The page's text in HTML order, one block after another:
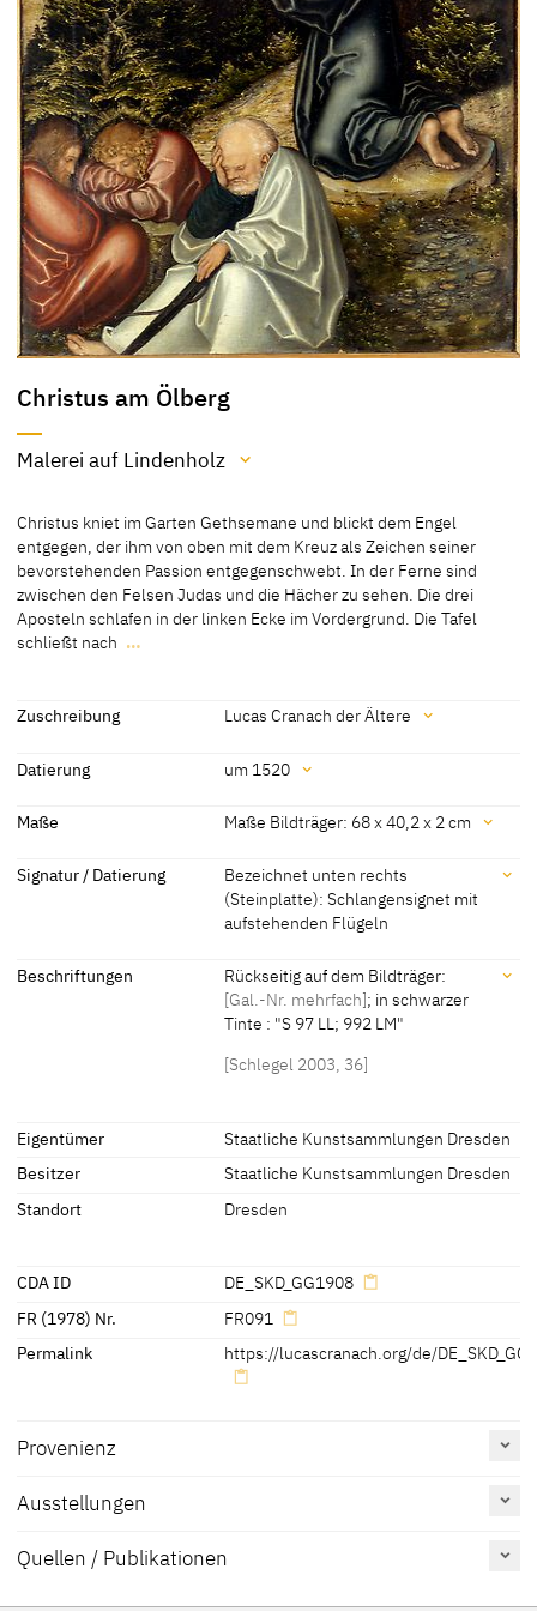
Christus am Ölberg
Malerei auf Lindenholz
Malerei auf Lindenholz
[Klein, Bericht 2013]
[Exhib. Cat. Chemnitz 2005, 326]
Christus kniet im Garten Gethsemane und blickt dem Engel
entgegen, der ihm von oben mit dem Kreuz als Zeichen seiner
bevorstehenden Passion entgegenschwebt. In der Ferne sind
zwischen den Felsen Judas und die Hächer zu sehen. Die drei
Aposteln schlafen in der linken Ecke im Vordergrund. Die Tafel
schließt nach …
bevorstehenden Passion entgegenschwebt. In der Ferne sind
Aposteln schlafen in der linken Ecke im Vordergrund. Die Tafel
schließt nach oben halbrund ab.
[Görres, cda 2016]
Zuschreibung Lucas Cranach der Ältere
Zuschreibung
revised 2011]
Datierung um 1520
Datierung
Maße Maße Bildträger: 68 x 40,2 x 2 cm
Maße
Maße Bildträger: 68 x 40,2 x 2 cm
[Staatliche Kunstsammlungen Dresden, revised 2011]
Signatur / Datierung
Bezeichnet unten rechts
(Steinplatte): Schlangensignet mit
aufstehenden Flügeln
Signatur / Datierung
Bezeichnet unten rechts (Steinplatte): Schlangensignet mit
Beschriftungen
Rückseitig auf dem Bildträger:
[Gal.-Nr. mehrfach]; in schwarzer
Tinte : "S 97 LL; 992 LM"
[Schlegel 2003, 36]
spätere Beschriftungen, Stempel, Siegel:
Rückseitig auf dem Bildträger:
[Schlegel, Exhib. Cat. Chemnitz 2005, 332]
Eigentümer
Staatliche Kunstsammlungen Dresden
Besitzer
Staatliche Kunstsammlungen Dresden
Standort
Dresden
CDA ID
DE_SKD_GG1908
FR (1978) Nr.
FR091
Permalink
https://lucascranach.org/de/
Provenienz
Ausstellungen
Quellen / Publikationen